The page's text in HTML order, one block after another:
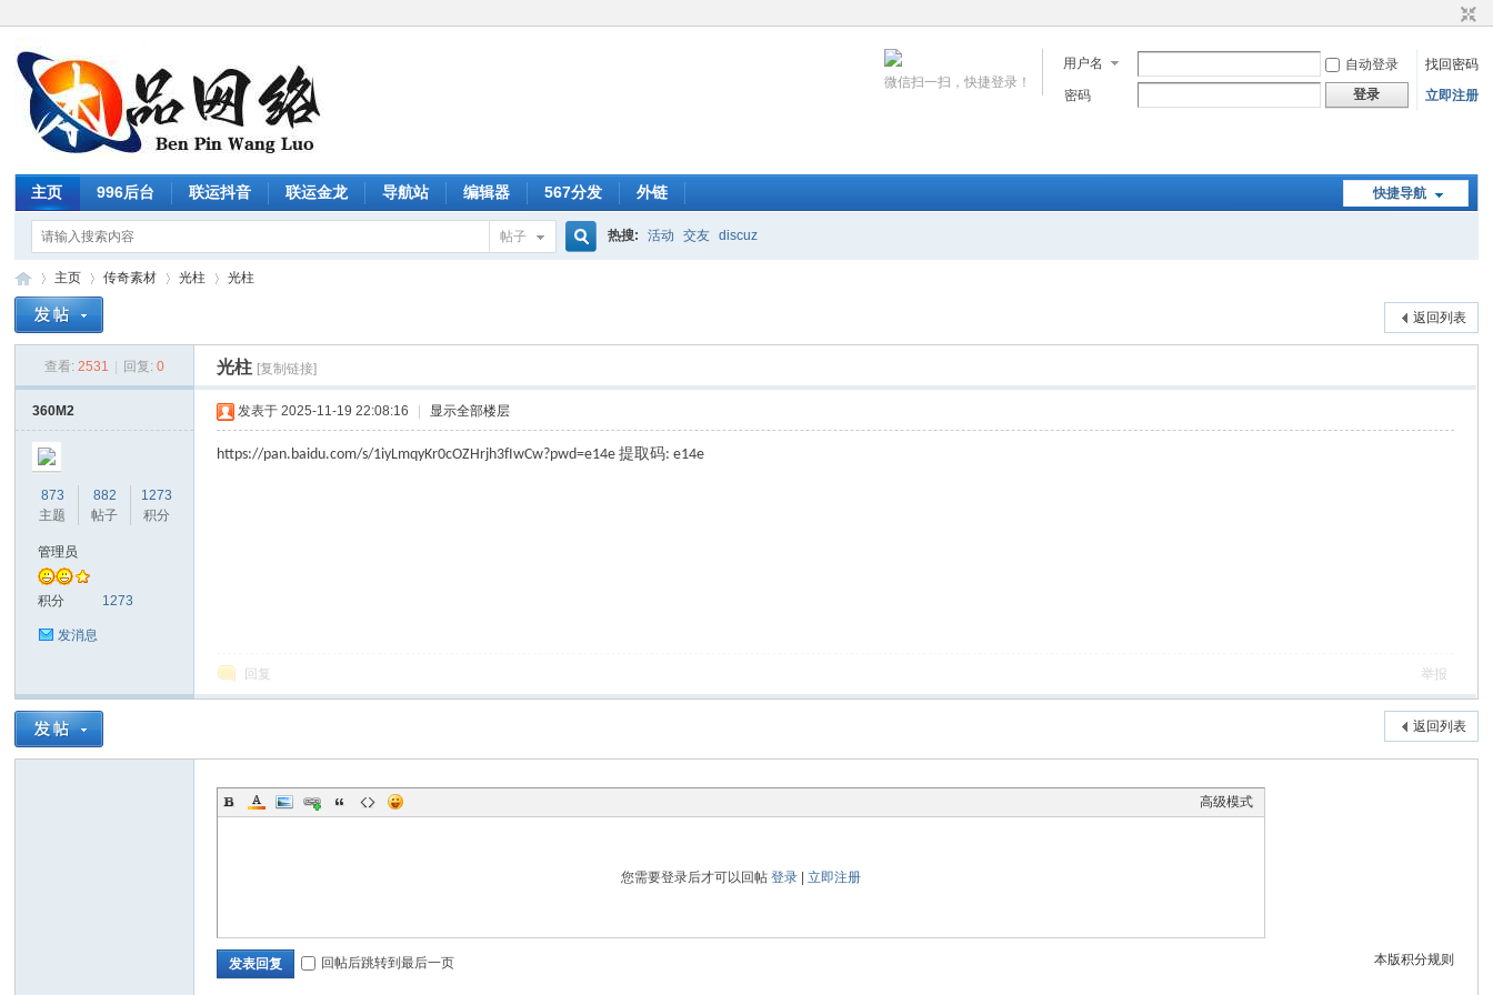
用户名 自动登录
找回密码
密码
登录 立即注册
微信扫一扫，快捷登录！
快捷导航
主页 996后台 联运抖音 联运金龙 导航站 编辑器 567分发 外链
帖子 热搜: 活动 交友 discuz
主页
›
传奇素材
›
光柱 光柱
返回列表
查看: 2531 回复: 0 光柱 [复制链接]
360M2
873
主题
882
帖子
1273
积分
管理员
积分 1273
发消息
发表于 2025-11-19 22:08:16 显示全部楼层
https://pan.baidu.com/s/1iyLmqyKr0cOZHrjh3fIwCw?pwd=e14e提取码: e14e
回复 举报
返回列表
高级模式
您需要登录后才可以回帖登录 |立即注册
本版积分规则
发表回复 回帖后跳转到最后一页